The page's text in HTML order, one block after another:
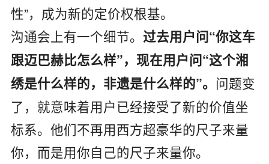
性”，成为新的定价权根基。
沟通会上有一个细节。 过去用户问“你这车
跟迈巴赫比怎么样”，现在用户问“这个湘
绣是什么样的，非遗是什么样的”。 问题变
了，就意味着用户已经接受了新的价值坐
标系。他们不再用西方超豪华的尺子来量
你，而是用你自己的尺子来量你。